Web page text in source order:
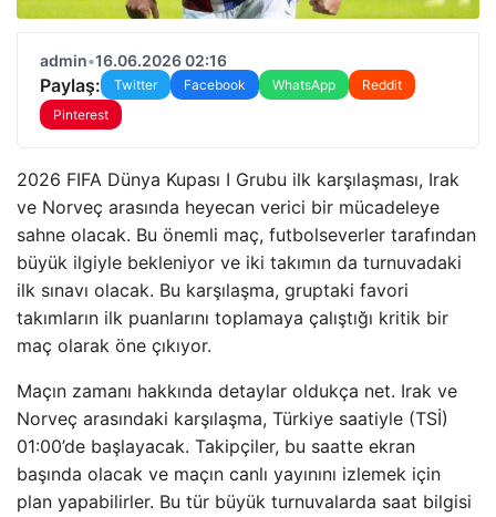
admin•16.06.2026 02:16
Paylaş: Twitter Facebook WhatsApp
Reddit
Pinterest
2026 FIFA Dünya Kupası I Grubu ilk karşılaşması, Irak
ve Norveç arasında heyecan verici bir mücadeleye
sahne olacak. Bu önemli maç, futbolseverler tarafından
büyük ilgiyle bekleniyor ve iki takımın da turnuvadaki
ilk sınavı olacak. Bu karşılaşma, gruptaki favori
takımların ilk puanlarını toplamaya çalıştığı kritik bir
maç olarak öne çıkıyor.
Maçın zamanı hakkında detaylar oldukça net. Irak ve
Norveç arasındaki karşılaşma, Türkiye saatiyle (TSİ)
01:00’de başlayacak. Takipçiler, bu saatte ekran
başında olacak ve maçın canlı yayınını izlemek için
plan yapabilirler. Bu tür büyük turnuvalarda saat bilgisi